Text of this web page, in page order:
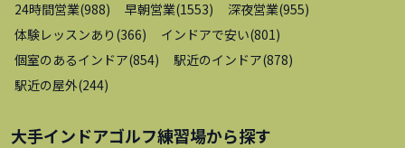
24時間営業(988) 早朝営業(1553) 深夜営業(955)
体験レッスンあり (366) インドアで安い(801 )
個室のあるインドア(854) 駅近のインドア(878)
駅近の屋外(244)
大手インドアゴルフ練習場から探す